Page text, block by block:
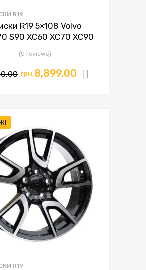
R19
R19 5×108 Volvo
S90 XC60 XC70 XC90
(0 reviews)
грн.8,899.00
R19